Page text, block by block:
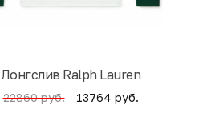
Лонгслив Ralph Lauren
22860 руб. 13764 руб.